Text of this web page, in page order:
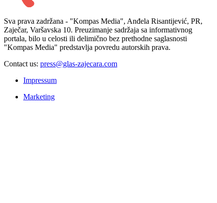
Sva prava zadržana - "Kompas Media", Anđela Risantijević, PR,
Zaječar, Varšavska 10. Preuzimanje sadržaja sa informativnog
portala, bilo u celosti ili delimično bez prethodne saglasnosti
"Kompas Media" predstavlja povredu autorskih prava.
Contact us: press@glas-zajecara.com
Impressum
Marketing